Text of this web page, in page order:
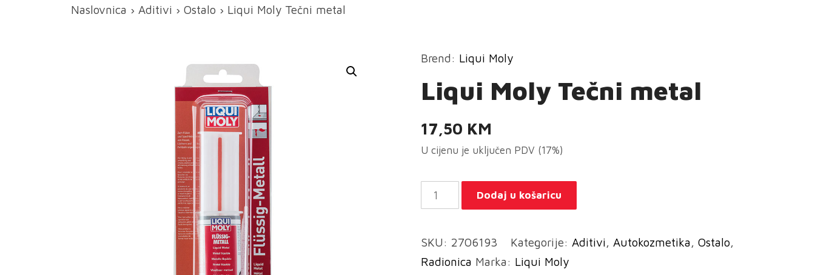
Naslovnica › Aditivi › Ostalo › Liqui Moly Tečni metal
Brend: Liqui Moly
Liqui Moly Tečni metal
17,50 KM
U cijenu je uključen PDV (17%)
Liqui
Moly
metal
količina
Dodaj u košaricu
SKU: 2706193 Kategorije: Aditivi, Autokozmetika,Ostalo,
Radionica Marka: Liqui Moly